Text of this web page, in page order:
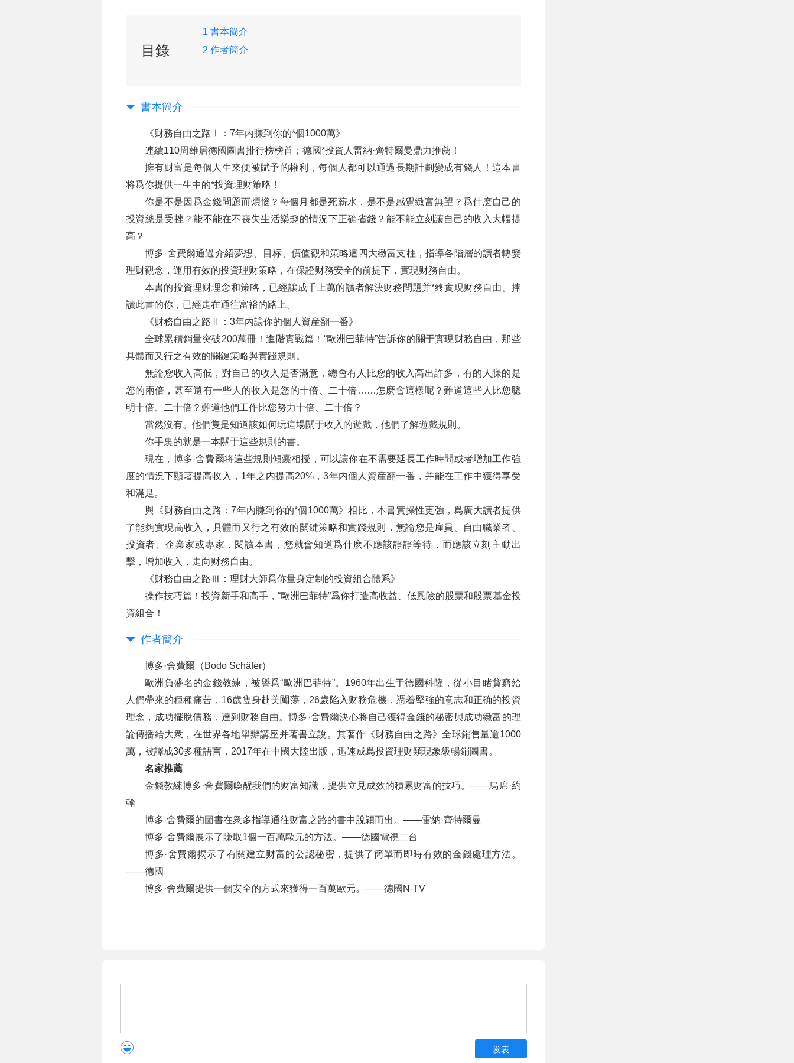
目錄
1 書本簡介
2 作者簡介
書本簡介
《财務自由之路Ⅰ：7年内賺到你的*個1000萬》
連續110周雄居德國圖書排行榜榜首；德國*投資人雷納·齊特爾曼鼎力推薦！
擁有财富是每個人生來便被賦予的權利，每個人都可以通過長期計劃變成有錢人！這本書
将爲你提供一生中的*投資理财策略！
你是不是因爲金錢問題而煩惱？每個月都是死薪水，是不是感覺緻富無望？爲什麽自己的
投資總是受挫？能不能在不喪失生活樂趣的情況下正确省錢？能不能立刻讓自己的收入大幅提
高？
博多·舍費爾通過介紹夢想、目标、價值觀和策略這四大緻富支柱，指導各階層的讀者轉變
理财觀念，運用有效的投資理财策略，在保證财務安全的前提下，實現财務自由。
本書的投資理财理念和策略，已經讓成千上萬的讀者解決财務問題并*終實現财務自由。捧
讀此書的你，已經走在通往富裕的路上。
《财務自由之路Ⅱ：3年内讓你的個人資産翻一番》
全球累積銷量突破200萬冊！進階實戰篇！“歐洲巴菲特”告訴你的關于實現财務自由，那些
具體而又行之有效的關鍵策略與實踐規則。
無論您收入高低，對自己的收入是否滿意，總會有人比您的收入高出許多，有的人賺的是
您的兩倍，甚至還有一些人的收入是您的十倍、二十倍……怎麽會這樣呢？難道這些人比您聰
明十倍、二十倍？難道他們工作比您努力十倍、二十倍？
當然沒有。他們隻是知道該如何玩這場關于收入的遊戲，他們了解遊戲規則。
你手裏的就是一本關于這些規則的書。
現在，博多·舍費爾将這些規則傾囊相授，可以讓你在不需要延長工作時間或者增加工作強
度的情況下顯著提高收入，1年之内提高20%，3年内個人資産翻一番，并能在工作中獲得享受
和滿足。
與《财務自由之路：7年内賺到你的*個1000萬》相比，本書實操性更強，爲廣大讀者提供
了能夠實現高收入，具體而又行之有效的關鍵策略和實踐規則，無論您是雇員、自由職業者、
投資者、企業家或專家，閱讀本書，您就會知道爲什麽不應該靜靜等待，而應該立刻主動出
擊，增加收入，走向财務自由。
《财務自由之路Ⅲ：理财大師爲你量身定制的投資組合體系》
操作技巧篇！投資新手和高手，“歐洲巴菲特”爲你打造高收益、低風險的股票和股票基金投
資組合！
作者簡介
博多·舍費爾（Bodo Schäfer）
歐洲負盛名的金錢教練，被譽爲“歐洲巴菲特”。1960年出生于德國科隆，從小目睹貧窮給
人們帶來的種種痛苦，16歲隻身赴美闖蕩，26歲陷入财務危機，憑着堅強的意志和正确的投資
理念，成功擺脫債務，達到财務自由。博多·舍費爾決心将自己獲得金錢的秘密與成功緻富的理
論傳播給大衆，在世界各地舉辦講座并著書立說。其著作《财務自由之路》全球銷售量逾1000
萬，被譯成30多種語言，2017年在中國大陸出版，迅速成爲投資理财類現象級暢銷圖書。
名家推薦
金錢教練博多·舍費爾喚醒我們的财富知識，提供立見成效的積累财富的技巧。——烏席·約
翰
博多·舍費爾的圖書在衆多指導通往财富之路的書中脫穎而出。——雷納·齊特爾曼
博多·舍費爾展示了賺取1個一百萬歐元的方法。——德國電視二台
博多·舍費爾揭示了有關建立财富的公認秘密，提供了簡單而即時有效的金錢處理方法。
——德國
博多·舍費爾提供一個安全的方式來獲得一百萬歐元。——德國N-TV
发表